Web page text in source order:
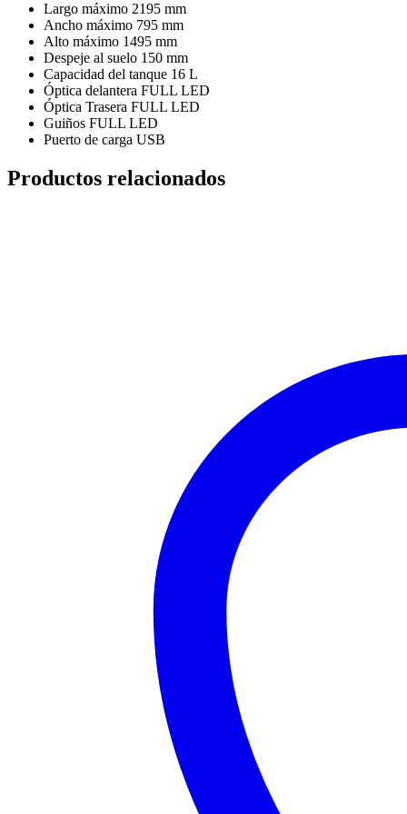
Largo máximo 2195 mm
Ancho máximo 795 mm
Alto máximo 1495 mm
Despeje al suelo 150 mm
Capacidad del tanque 16 L
Óptica delantera FULL LED
Óptica Trasera FULL LED
Guiños FULL LED
Puerto de carga USB
Productos relacionados